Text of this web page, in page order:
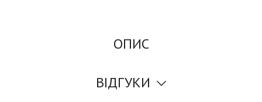
ОПИС
ВІДГУКИ